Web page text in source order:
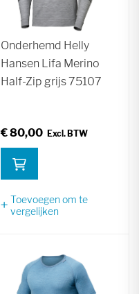
Onderhemd Helly
Hansen Lifa Merino
Half-Zip grijs 75107
€ 80,00
Toevoegen om te
vergelijken